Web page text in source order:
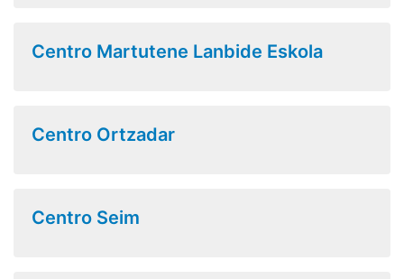
Centro Martutene Lanbide Eskola
Centro Ortzadar
Centro Seim